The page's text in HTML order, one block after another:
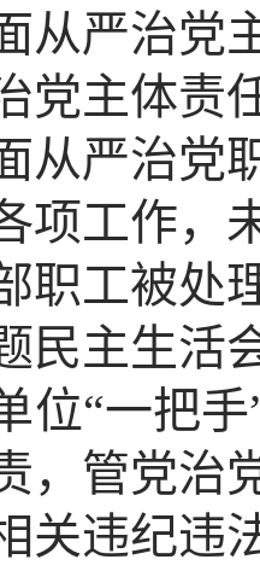
从严治党
党主体责
从严治党
项工作，
职工被处
民主生活
位“一把
，管党治
关违纪违